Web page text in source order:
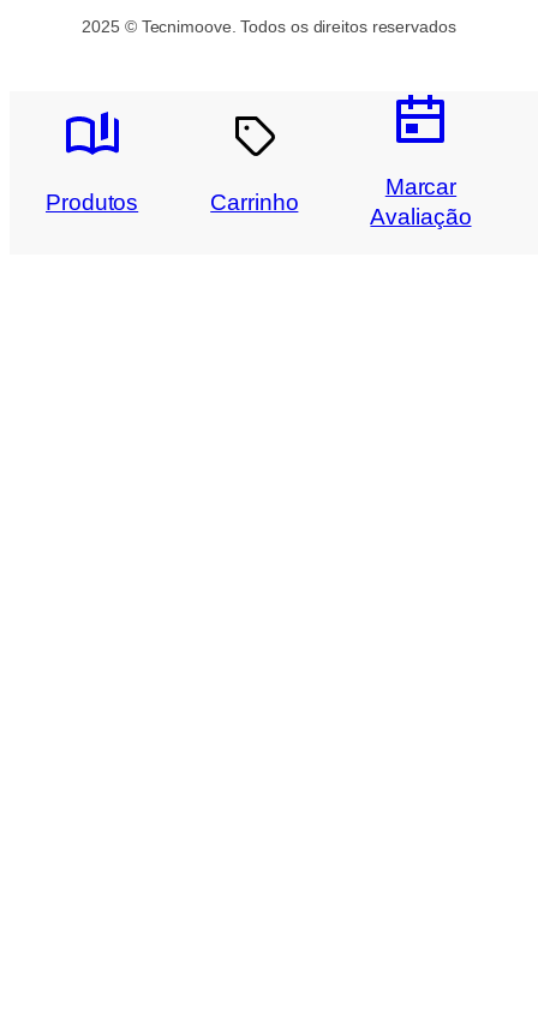
2025 © Tecnimoove. Todos os direitos reservados
Produtos Carrinho
Marcar
Avaliação